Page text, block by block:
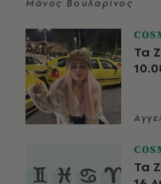
Μάνος Βουλαρίνος
Τα
Τα